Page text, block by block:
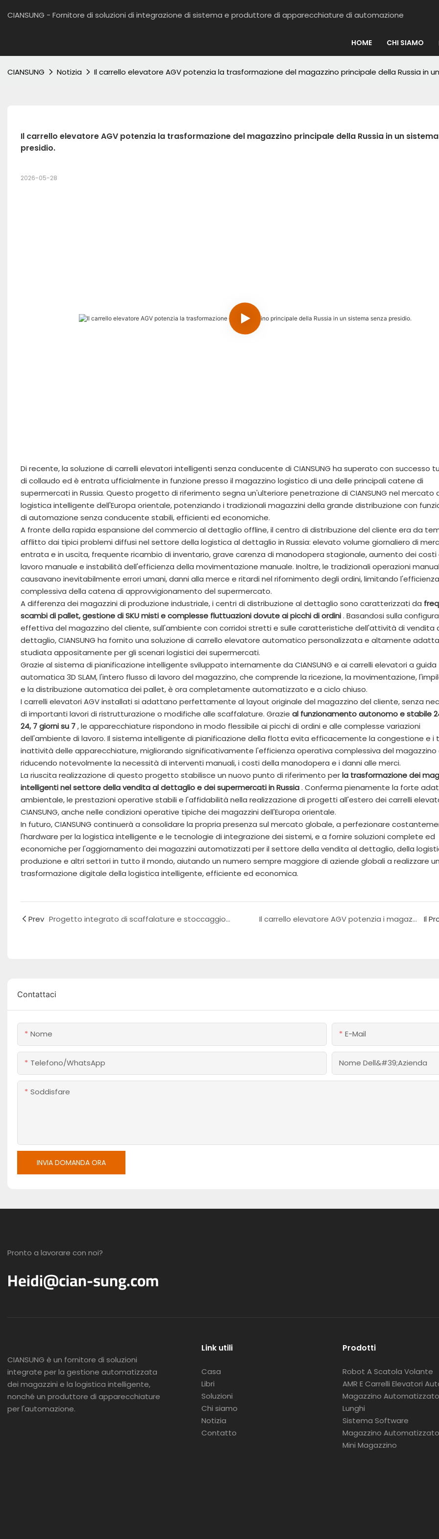
CIANSUNG - Fornitore di soluzioni di integrazione di sistema e produttore di apparecchiature di automazione
HOME CHI SIAMO
CIANSUNG Notizia Il carrello elevatore AGV potenzia la trasformazione del magazzino principale della Russia in
Il carrello elevatore AGV potenzia la trasformazione del magazzino principale della Russia in un
presidio.
2026-05-28
Di recente, la soluzione di carrelli elevatori intelligenti senza conducente di CIANSUNG ha superato con successo
di collaudo ed è entrata ufficialmente in funzione presso il magazzino logistico di una delle principali catene di
supermercati in Russia. Questo progetto di riferimento segna un'ulteriore penetrazione di CIANSUNG nel mercato
logistica intelligente dell'Europa orientale, potenziando i tradizionali magazzini della grande distribuzione con
di automazione senza conducente stabili, efficienti ed economiche.
A fronte della rapida espansione del commercio al dettaglio offline, il centro di distribuzione del cliente era da
afflitto dai tipici problemi diffusi nel settore della logistica al dettaglio in Russia: elevato volume giornaliero di
entrata e in uscita, frequente ricambio di inventario, grave carenza di manodopera stagionale, aumento dei costi
lavoro manuale e instabilità dell'efficienza della movimentazione manuale. Inoltre, le tradizionali operazioni
causavano inevitabilmente errori umani, danni alla merce e ritardi nel rifornimento degli ordini, limitando l'efficienza
complessiva della catena di approvvigionamento del supermercato.
A differenza dei magazzini di produzione industriale, i centri di distribuzione al dettaglio sono caratterizzati da
scambi di pallet, gestione di SKU misti e complesse fluttuazioni dovute ai picchi di ordini. Basandosi sulla
effettiva del magazzino del cliente, sull'ambiente con corridoi stretti e sulle caratteristiche dell'attività di vendita
dettaglio, CIANSUNG ha fornito una soluzione di carrello elevatore automatico personalizzata e altamente
studiata appositamente per gli scenari logistici dei supermercati.
Grazie al sistema di pianificazione intelligente sviluppato internamente da CIANSUNG e ai carrelli elevatori a guida
automatica 3D SLAM, l'intero flusso di lavoro del magazzino, che comprende la ricezione, la movimentazione,
e la distribuzione automatica dei pallet, è ora completamente automatizzato e a ciclo chiuso.
I carrelli elevatori AGV installati si adattano perfettamente al layout originale del magazzino del cliente, senza
di importanti lavori di ristrutturazione o modifiche alle scaffalature. Grazie al funzionamento autonomo e stabile
24, 7 giorni su 7, le apparecchiature rispondono in modo flessibile ai picchi di ordini e alle complesse variazioni
dell'ambiente di lavoro. Il sistema intelligente di pianificazione della flotta evita efficacemente la congestione e i
inattività delle apparecchiature, migliorando significativamente l'efficienza operativa complessiva del magazzino
riducendo notevolmente la necessità di interventi manuali, i costi della manodopera e i danni alle merci.
La riuscita realizzazione di questo progetto stabilisce un nuovo punto di riferimento perla trasformazione dei
intelligenti nel settore della vendita al dettaglio e dei supermercati in Russia. Conferma pienamente la forte
ambientale, le prestazioni operative stabili e l'affidabilità nella realizzazione di progetti all'estero dei carrelli
CIANSUNG, anche nelle condizioni operative tipiche dei magazzini dell'Europa orientale.
In futuro, CIANSUNG continuerà a consolidare la propria presenza sul mercato globale, a perfezionare
l'hardware per la logistica intelligente e le tecnologie di integrazione dei sistemi, e a fornire soluzioni complete ed
economiche per l'aggiornamento dei magazzini automatizzati per il settore della vendita al dettaglio, della
produzione e altri settori in tutto il mondo, aiutando un numero sempre maggiore di aziende globali a realizzare
trasformazione digitale della logistica intelligente, efficiente ed economica.
Prev Progetto integrato di scaffalature e stoccaggio per una grande azienda cartaria in Indonesia Il carrello elevatore AGV potenzia i magazzini automatizzati: dalla pianificazione all&#39;implementazione. Il
Contattaci
Nome E-Mail
Telefono/WhatsApp Nome Dell&#39;azienda
Soddisfare
INVIA DOMANDA ORA
Pronto a lavorare con noi?
Heidi@cian-sung.com
CIANSUNG è un fornitore di soluzioni
integrate per la gestione automatizzata
dei magazzini e la logistica intelligente,
nonché un produttore di apparecchiature
per l'automazione.
Link utili
Casa
Libri
Soluzioni
Chi siamo
Notizia
Contatto
Prodotti
Robot A Scatola Volante
AMR E Carrelli Elevatori
Magazzino
Lunghi
Sistema Software
Magazzino Automatizzato
Mini Magazzino